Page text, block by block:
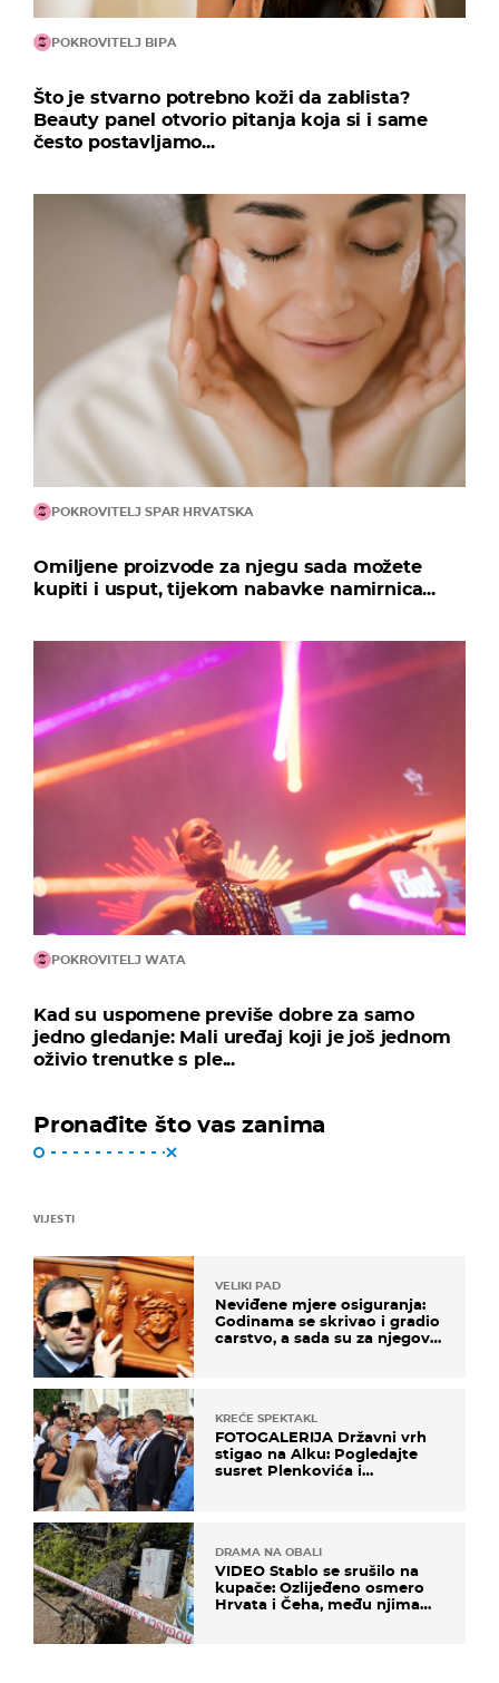
POKROVITELJ BIPA
Što je stvarno potrebno koži da zablista?
Beauty panel otvorio pitanja koja si i same
često postavljamo...
POKROVITELJ SPAR HRVATSKA
Omiljene proizvode za njegu sada možete
kupiti i usput, tijekom nabavke namirnica...
POKROVITELJ WATA
Kad su uspomene previše dobre za samo
jedno gledanje: Mali uređaj koji je još jednom
oživio trenutke s ple...
Pronađite što vas zanima
VIJESTI
VELIKI PAD
Neviđene mjere osiguranja:
Godinama se skrivao i gradio
carstvo, a sada su za njegovo
KREĆE SPEKTAKL
FOTOGALERIJA Državni vrh
stigao na Alku: Pogledajte
susret Plenkovića i
DRAMA NA OBALI
VIDEO Stablo se srušilo na
kupače: Ozlijeđeno osmero
Hrvata i Čeha, među njima